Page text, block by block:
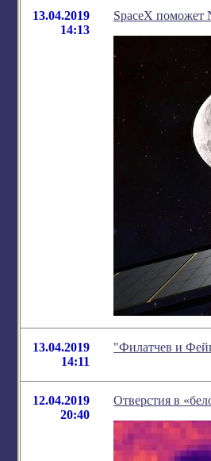
13.04.2019
14:13
SpaceX поможет
13.04.2019
14:11
"Филатчев и
12.04.2019
20:40
Отверстия в